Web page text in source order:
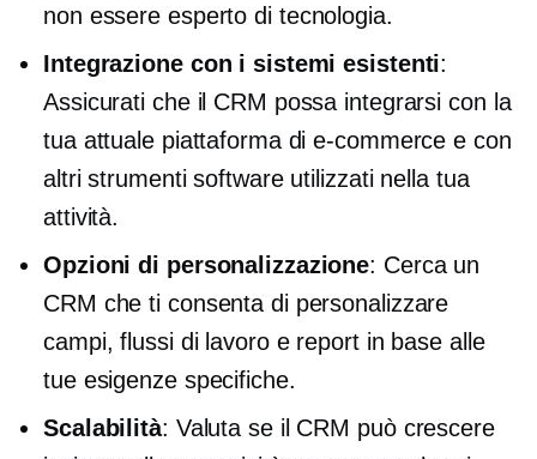
non essere esperto di tecnologia.
Integrazione con i sistemi esistenti:
Assicurati che il CRM possa integrarsi con la
tua attuale piattaforma di e-commerce e con
altri strumenti software utilizzati nella tua
attività.
Opzioni di personalizzazione: Cerca un
CRM che ti consenta di personalizzare
campi, flussi di lavoro e report in base alle
tue esigenze specifiche.
Scalabilità: Valuta se il CRM può crescere